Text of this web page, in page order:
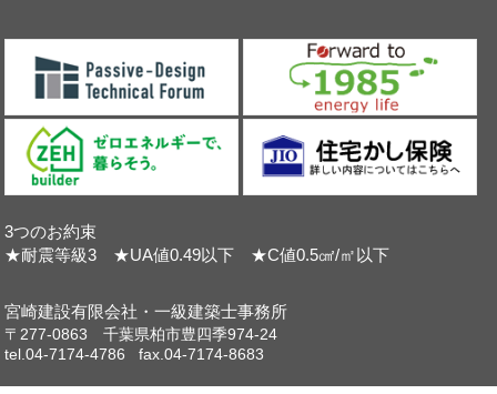
3つのお約束
★耐震等級3 ★UA値0.49以下 ★C値0.5㎠/㎡以下
宮崎建設有限会社・一級建築士事務所
〒277-0863 千葉県柏市豊四季974-24
tel.04-7174-4786 fax.04-7174-8683